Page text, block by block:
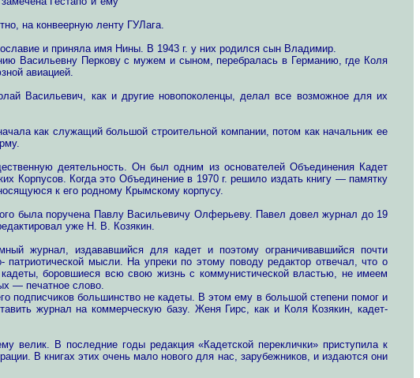
на конвеерную ленту ГУЛага.
и приняла имя Нины. В 1943 г. у них родился сын Владимир.
Васильевну Перкову с мужем и сыном, перебралась в Германию, где Коля
авиацией.
Васильевич, как и другие новопоколенцы, делал все возможное для их
как служащий большой строительной компании, потом как начальник ее
деятельность. Он был одним из основателей Объединения Кадет
Корпусов. Когда это Объединение в 1970 г. решило издать книгу — памятку
к его родному Крымскому корпусу.
была поручена Павлу Васильевичу Олферьеву. Павел довел журнал до 19
уже Н. В. Козякин.
журнал, издававшийся для кадет и поэтому ограничивавшийся почти
патриотической мысли. На упреки по этому поводу редактор отвечал, что о
боровшиеся всю свою жизнь с коммунистической властью, не имеем
— печатное слово.
подписчиков большинство не кадеты. В этом ему в большой степени помог и
журнал на коммерческую базу. Женя Гирс, как и Коля Козякин, кадет-
велик. В последние годы редакция «Кадетской переклички» приступила к
В книгах этих очень мало нового для нас, зарубежников, и издаются они